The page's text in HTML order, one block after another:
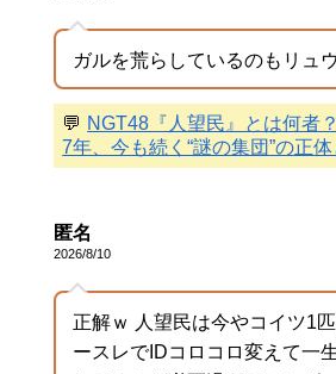
ガルを荒らしているのもリュ
💬 NGT48『人望民』とは何者
7年、今も続く“謎の集団”の正
匿名
2026/8/10
正解ｗ 人望民は今やコイツ1
ースレでIDコロコロ変えて一